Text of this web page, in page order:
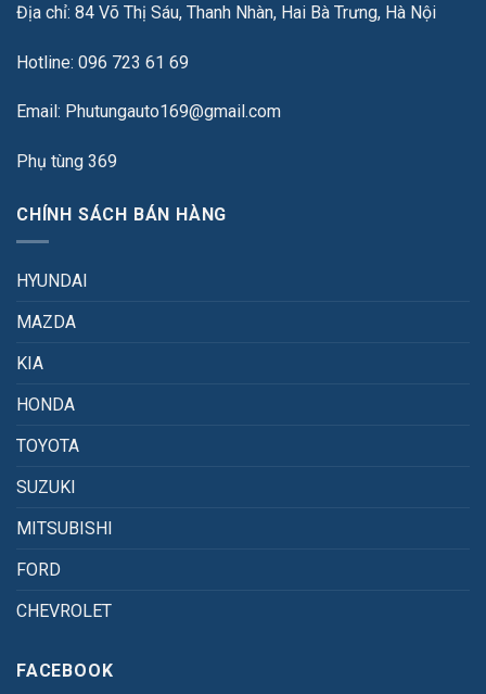
Địa chỉ: 84 Võ Thị Sáu, Thanh Nhàn, Hai Bà Trưng, Hà Nội
Hotline: 096 723 61 69
Email: Phutungauto169@gmail.com
Phụ tùng 369
CHÍNH SÁCH BÁN HÀNG
HYUNDAI
MAZDA
KIA
HONDA
TOYOTA
SUZUKI
MITSUBISHI
FORD
CHEVROLET
FACEBOOK